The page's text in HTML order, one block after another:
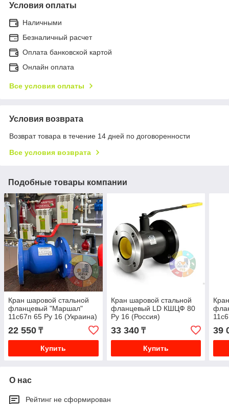
Условия оплаты
Наличными
Безналичный расчет
Оплата банковской картой
Онлайн оплата
Все условия оплаты
Условия возврата
Возврат товара в течение 14 дней по договоренности
Все условия возврата
Подобные товары компании
Кран шаровой стальной
фланцевый "Маршал"
11с67п 65 Ру 16 (Украина)
22 550 ₸
Купить
Кран шаровой стальной
фланцевый LD КШЦФ 80
Ру 16 (Россия)
33 340₸
Купить
39
О нас
Рейтинг не сформирован